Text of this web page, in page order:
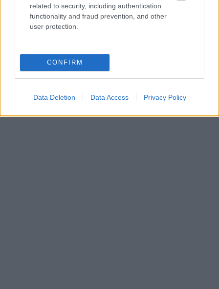
related to security, including authentication
functionality and fraud prevention, and other
user protection.
CONFIRM
Data Deletion Data Access Privacy Policy